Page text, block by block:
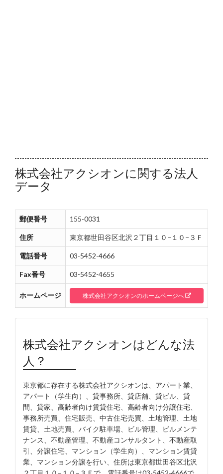
株式会社アクシオンに関する法人
データ
郵便番号 155-0031
住所 東京都世田谷区北沢２丁目１０−１０−３Ｆ
電話番号 03-5452-4666
Fax番号 03-5452-4655
ホームページ 株式会社アクシオンのホームページへ
株式会社アクシオンはどんな法
人？
東京都に存在する株式会社アクシオンは、アパート業、
アパート（学生向）、貸事務所、貸店舗、貸ビル、貸
間、貸家、高齢者向け賃貸住宅、高齢者向け分譲住宅、
事務所売買、住宅販売、中古住宅売買、土地管理、土地
賃貸、土地売買、バイク駐車場、ビル管理、ビルメンテ
ナンス、不動産管理、不動産コンサルタント、不動産取
引、分譲住宅、マンション（学生向）、マンション賃貸
業、マンション分譲を行い、住所は東京都世田谷区北沢